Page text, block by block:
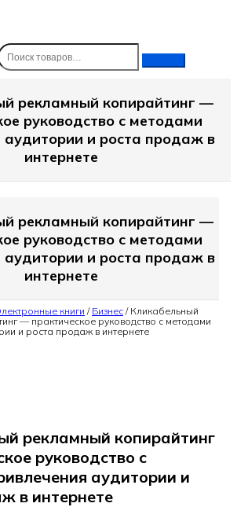
рекламный копирайтинг —
руководство с методами
аудитории и роста продаж в
интернете
рекламный копирайтинг —
руководство с методами
аудитории и роста продаж в
интернете
книги / Бизнес / Кликабельный
— практическое руководство с методами
и роста продаж в интернете
рекламный копирайтинг
руководство с
аудитории и
в интернете